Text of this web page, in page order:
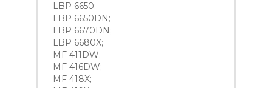
LBP 6650;
LBP 6650DN;
LBP 6670DN;
LBP 6680X;
MF 411DW;
MF 416DW;
MF 418X;